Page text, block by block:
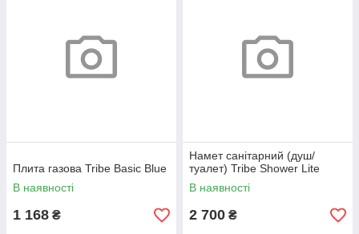
Плита газова Tribe Basic Blue
В наявності
1 168 ₴
Намет санітарний (душ/
туалет) Tribe Shower Lite
В наявності
2 700 ₴